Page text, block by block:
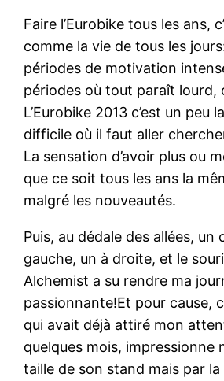
Faire l’Eurobike tous les ans,
comme la vie de tous les
périodes de motivation
périodes où tout paraît lourd,
L’Eurobike 2013 c’est un peu
difficile où il faut aller
La sensation d’avoir plus ou
que ce soit tous les ans la
malgré les nouveautés.
Puis, au dédale des allées, un
gauche, un à droite, et le
Alchemist a su rendre ma
passionnante!Et pour cause,
qui avait déjà attiré mon
quelques mois, impressionne
taille de son stand mais par